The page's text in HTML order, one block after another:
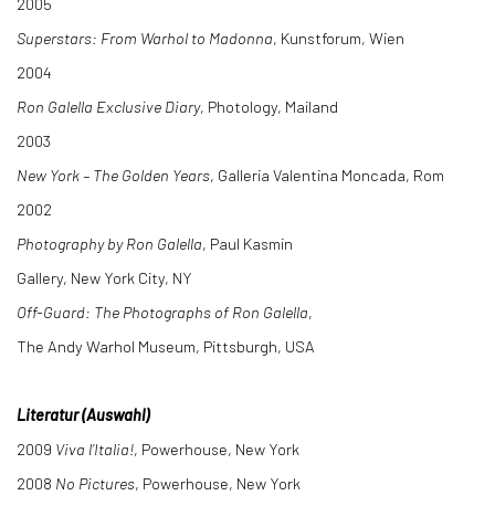
Superstars: From Warhol to Madonna, Kunstforum, Wien
2004
Ron Galella Exclusive Diary, Photology, Mailand
2003
New York – The Golden Years, Galleria Valentina Moncada, Rom
2002
Photography by Ron Galella, Paul Kasmin
Gallery, New York City, NY
Off-Guard: The Photographs of Ron Galella,
The Andy Warhol Museum, Pittsburgh, USA
Literatur (Auswahl)
2009 Viva l’Italia!, Powerhouse, New York
2008 No Pictures, Powerhouse, New York